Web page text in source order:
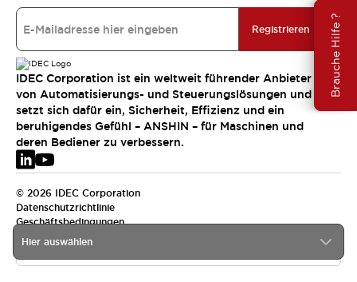
Brauche Hilfe ?
Hier auswählen
Registrieren
IDEC Corporation ist ein weltweit führender Anbieter
von Automatisierungs- und Steuerungslösungen und
setzt sich dafür ein, Sicherheit, Effizienz und ein
beruhigendes Gefühl – ANSHIN – für Maschinen und
deren Bediener zu verbessern.
© 2026 IDEC Corporation
Datenschutzrichtlinie
Geschäftsbedingungen
EMEA